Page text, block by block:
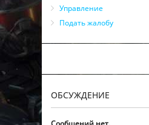
Управление
Подать жалобу
ОБСУЖДЕНИЕ